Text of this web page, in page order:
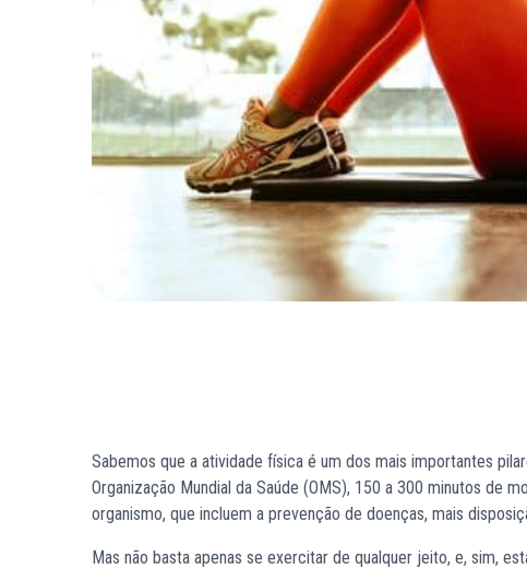
Sabemos que a atividade física é um dos mais importantes
Organização Mundial da Saúde (OMS), 150 a 300 minutos de
organismo, que incluem a prevenção de doenças, mais
Mas não basta apenas se exercitar de qualquer jeito, e, sim,